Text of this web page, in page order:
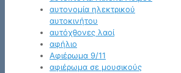
αυτονομία ηλεκτρικού
αυτοκινήτου
αυτόχθονες λαοί
αφήλιο
Αφιέρωμα 9/11
αφιέρωμα σε μουσικούς